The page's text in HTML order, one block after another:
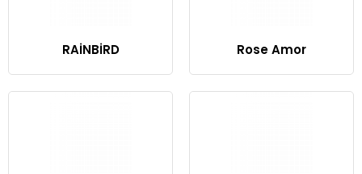
RAİNBİRD Rose Amor